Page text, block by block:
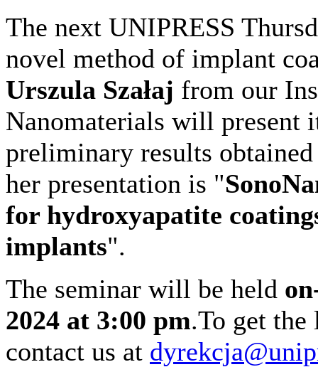
The next UNIPRESS
novel method of implant
Urszula Szałaj from our
Nanomaterials will present
preliminary results
her presentation is "S
for hydroxyapatite
implants".
The seminar will be held
2024 at 3:00 pm.To get
contact us at